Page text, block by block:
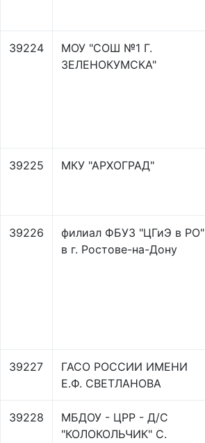
39224
МОУ "СОШ №1 Г.
ЗЕЛЕНОКУМСКА"
39225 МКУ "АРХОГРАД"
39226
филиал ФБУЗ "ЦГиЭ в РО"
в г. Ростове-на-Дону
39227
ГАСО РОССИИ ИМЕНИ
Е.Ф. СВЕТЛАНОВА
39228
МБДОУ - ЦРР - Д/С
"КОЛОКОЛЬЧИК" С.